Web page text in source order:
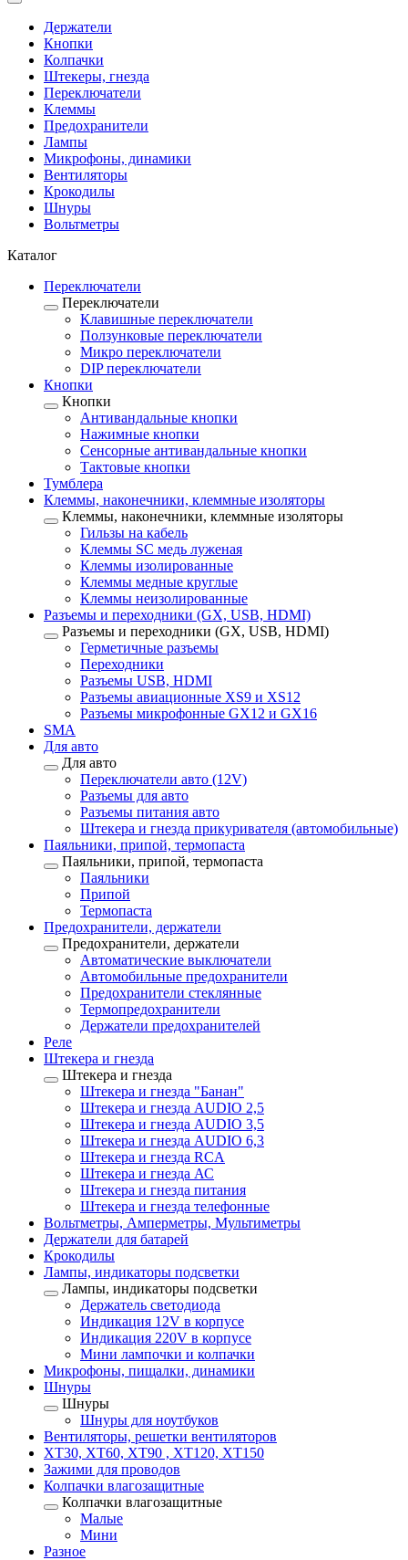
Держатели
Кнопки
Колпачки
Штекеры, гнезда
Переключатели
Клеммы
Предохранители
Лампы
Микрофоны, динамики
Вентиляторы
Крокодилы
Шнуры
Вольтметры
Каталог
Переключатели
Переключатели
Клавишные переключатели
Ползунковые переключатели
Микро переключатели
DIP переключатели
Кнопки
Кнопки
Антивандальные кнопки
Нажимные кнопки
Сенсорные антивандальные кнопки
Тактовые кнопки
Тумблера
Клеммы, наконечники, клеммные изоляторы
Клеммы, наконечники, клеммные изоляторы
Гильзы на кабель
Клеммы SC медь луженая
Клеммы изолированные
Клеммы медные круглые
Клеммы неизолированные
Разъемы и переходники (GX, USB, HDMI)
Разъемы и переходники (GX, USB, HDMI)
Герметичные разъемы
Переходники
Разъемы USB, HDMI
Разъемы авиационные XS9 и XS12
Разъемы микрофонные GX12 и GX16
SMA
Для авто
Для авто
Переключатели авто (12V)
Разъемы для авто
Разъемы питания авто
Штекера и гнезда прикуривателя (автомобильные)
Паяльники, припой, термопаста
Паяльники, припой, термопаста
Паяльники
Припой
Термопаста
Предохранители, держатели
Предохранители, держатели
Автоматические выключатели
Автомобильные предохранители
Предохранители стеклянные
Термопредохранители
Держатели предохранителей
Реле
Штекера и гнезда
Штекера и гнезда
Штекера и гнезда "Банан"
Штекера и гнезда AUDIO 2,5
Штекера и гнезда AUDIO 3,5
Штекера и гнезда AUDIO 6,3
Штекера и гнезда RCA
Штекера и гнезда АС
Штекера и гнезда питания
Штекера и гнезда телефонные
Вольтметры, Амперметры, Мультиметры
Держатели для батарей
Крокодилы
Лампы, индикаторы подсветки
Лампы, индикаторы подсветки
Держатель светодиода
Индикация 12V в корпусе
Индикация 220V в корпусе
Мини лампочки и колпачки
Микрофоны, пищалки, динамики
Шнуры
Шнуры
Шнуры для ноутбуков
Вентиляторы, решетки вентиляторов
XT30, XT60, XT90 , XT120, XT150
Зажими для проводов
Колпачки влагозащитные
Колпачки влагозащитные
Малые
Мини
Разное